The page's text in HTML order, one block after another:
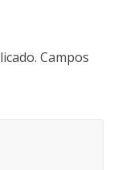
Campos